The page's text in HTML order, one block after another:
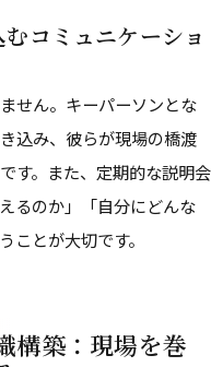
コミュニケーショ
せん。キーパーソンとな
込み、彼らが現場の橋渡
す。また、定期的な説明会
るのか」「自分にどんな
ことが大切です。
構築：現場を巻